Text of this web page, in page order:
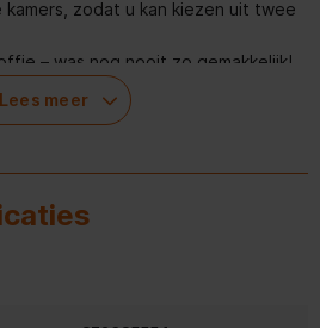
zodat u kan kiezen uit twee
– was nog nooit zo gemakkelijk!
aanraakpan
het TFT-kleurendisplay met hoge
Lees meer